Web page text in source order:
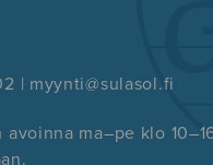
| myynti@sulasol.fi
ma–pe klo